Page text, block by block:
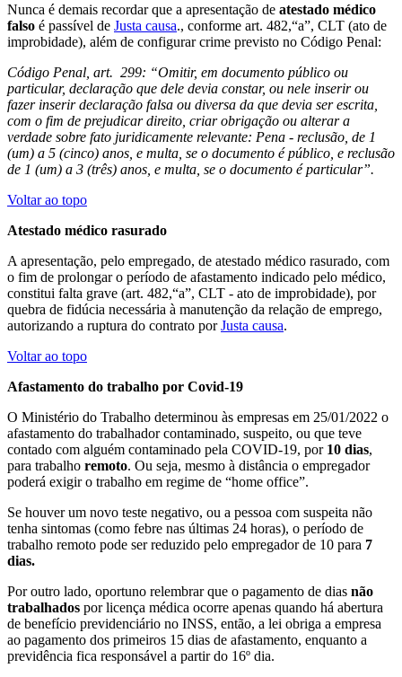
Nunca é demais recordar que a apresentação de atestado médico
falso é passível de Justa causa., conforme art. 482,“a”, CLT (ato de
improbidade), além de configurar crime previsto no Código Penal:
Código Penal, art. 299: “Omitir, em documento público ou
particular, declaração que dele devia constar, ou nele inserir ou
fazer inserir declaração falsa ou diversa da que devia ser escrita,
com o fim de prejudicar direito, criar obrigação ou alterar a
verdade sobre fato juridicamente relevante: Pena - reclusão, de 1
(um) a 5 (cinco) anos, e multa, se o documento é público, e reclusão
de 1 (um) a 3 (três) anos, e multa, se o documento é particular”.
Voltar ao topo
Atestado médico rasurado
A apresentação, pelo empregado, de atestado médico rasurado, com
o fim de prolongar o período de afastamento indicado pelo médico,
constitui falta grave (art. 482,“a”, CLT - ato de improbidade), por
quebra de fidúcia necessária à manutenção da relação de emprego,
autorizando a ruptura do contrato porJusta causa.
Voltar ao topo
Afastamento do trabalho por Covid-19
O Ministério do Trabalho determinou às empresas em 25/01/2022 o
afastamento do trabalhador contaminado, suspeito, ou que teve
contado com alguém contaminado pela COVID-19, por 10 dias,
para trabalho remoto. Ou seja, mesmo à distância o empregador
poderá exigir o trabalho em regime de “home office”.
Se houver um novo teste negativo, ou a pessoa com suspeita não
tenha sintomas (como febre nas últimas 24 horas), o período de
trabalho remoto pode ser reduzido pelo empregador de 10 para 7
dias.
Por outro lado, oportuno relembrar que o pagamento de dias não
trabalhados por licença médica ocorre apenas quando há abertura
de benefício previdenciário no INSS, então, a lei obriga a empresa
ao pagamento dos primeiros 15 dias de afastamento, enquanto a
previdência fica responsável a partir do 16º dia.